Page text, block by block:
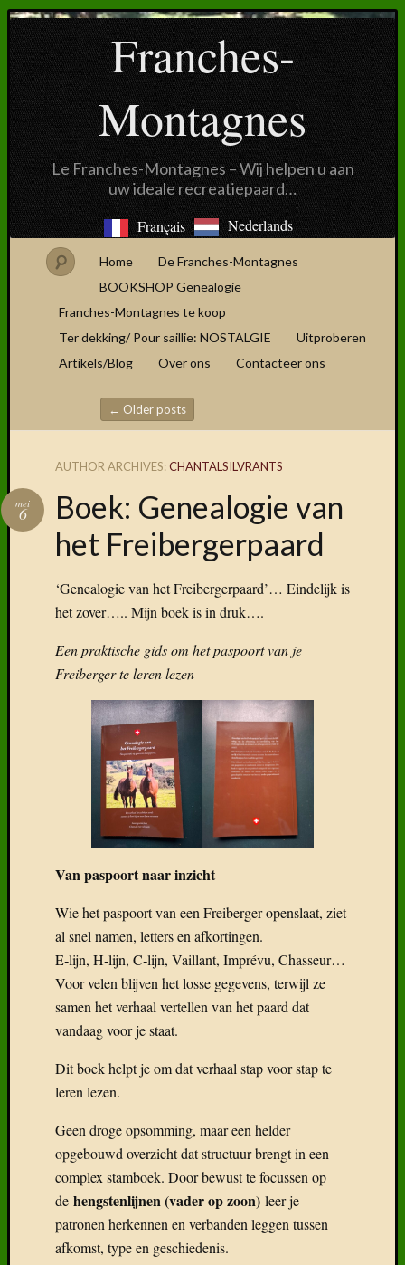
Franches-
Montagnes
Le Franches-Montagnes – Wij helpen u aan
uw ideale recreatiepaard…
Français Nederlands
Home
De Franches-Montagnes
BOOKSHOP Genealogie
Franches-Montagnes te koop
Ter dekking/ Pour saillie: NOSTALGIE
Uitproberen
Artikels/Blog
Over ons Contacteer ons
AUTHOR ARCHIVES:CHANTALSILVRANTS
Post navigation
← Older posts
Boek: Genealogie van
het Freibergerpaard
mei
6
‘Genealogie van het Freibergerpaard’… Eindelijk is
het zover….. Mijn boek is in druk….
Een praktische gids om het paspoort van je
Freiberger te leren lezen
Van paspoort naar inzicht
Wie het paspoort van een Freiberger openslaat, ziet
al snel namen, letters en afkortingen.
E‑lijn, H‑lijn, C‑lijn, Vaillant, Imprévu, Chasseur…
Voor velen blijven het losse gegevens, terwijl ze
samen het verhaal vertellen van het paard dat
vandaag voor je staat.
Dit boek helpt je om dat verhaal stap voor stap te
leren lezen.
Geen droge opsomming, maar een helder
opgebouwd overzicht dat structuur brengt in een
complex stamboek. Door bewust te focussen op
de hengstenlijnen (vader op zoon) leer je
patronen herkennen en verbanden leggen tussen
afkomst, type en geschiedenis.